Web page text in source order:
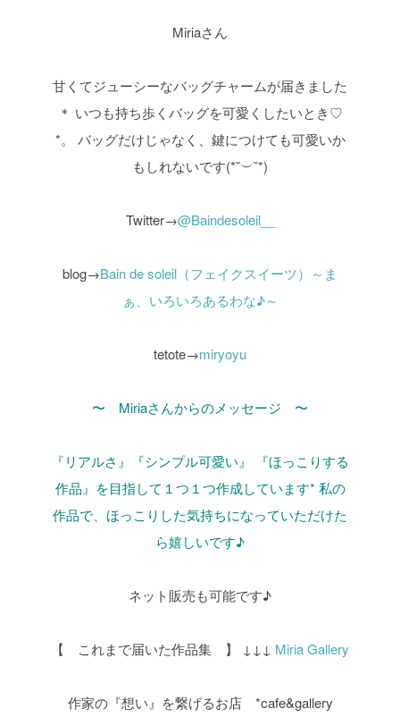
Miriaさん
甘くてジューシーなバッグチャームが届きました
＊ いつも持ち歩くバッグを可愛くしたいとき♡
*。
バッグだけじゃなく、鍵につけても可愛いか
もしれないです(*˘︶˘*)
Twitter→@Baindesoleil__
blog→Bain de soleil（フェイクスイーツ）～ま
ぁ、いろいろあるわな♪～
tetote→miryoyu
〜 Miriaさんからのメッセージ 〜
『リアルさ』『シンプル可愛い』
『ほっこりする
作品』を目指して１つ１つ作成しています* 私の
作品で、ほっこりした気持ちになっていただけた
ら嬉しいです♪
ネット販売も可能です♪
【 これまで届いた作品集 】 ↓↓↓ Miria Gallery
作家の『想い』を繋げるお店 *cafe&gallery